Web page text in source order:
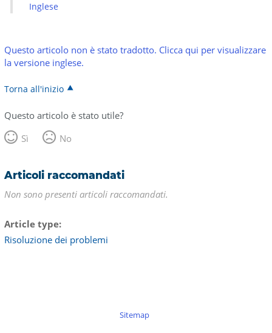
Inglese
Questo articolo non è stato tradotto. Clicca qui per visualizzare
la versione inglese.
Torna all'inizio
Questo articolo è stato utile?
Sì
No
Articoli raccomandati
Non sono presenti articoli raccomandati.
Article type
Risoluzione dei problemi
Sitemap